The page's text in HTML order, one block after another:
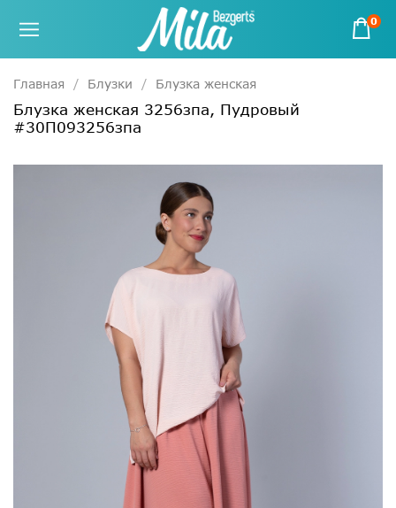
0
Главная Блузки Блузка женская
Блузка женская 3256зпа, Пудровый
#30П093256зпа